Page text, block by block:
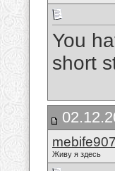
You
short
Живу я здесь